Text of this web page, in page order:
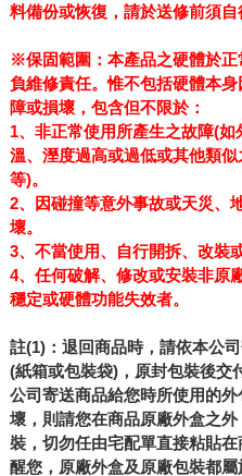
料備份或恢復，請於送修前須自
※保固範圍：本產品之硬體於
負維修責任。惟不包括硬體本
障或損壞，包含但不限於：
1、非正常使用所產生之故障(
溫、溼度過高或過低或其他類
等)。
2、因碰撞等意外事故或天災、
壞。
3、不當使用、自行開拆、改裝
4、任何破解、修改或安裝非原
穩定或硬體功能失效者。
註(1)：退回商品時，請依本公
(紙箱或包裝袋)，原封包裝後交
公司寄送商品給您時所使用的
壞，則請您在商品原廠外盒之
裝，切勿任由宅配單直接粘貼
醒您，原廠外盒及原廠包裝都